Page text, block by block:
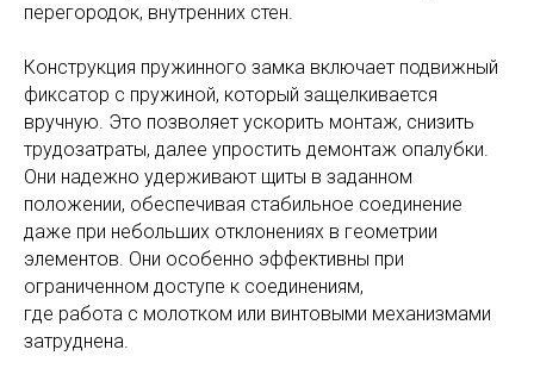
перегородок, внутренних стен.
Конструкция пружинного замка включает подвижный
фиксатор с пружиной, который защелкивается
вручную. Это позволяет ускорить монтаж, снизить
трудозатраты, далее упростить демонтаж опалубки.
Они надежно удерживают щиты в заданном
положении, обеспечивая стабильное соединение
даже при небольших отклонениях в геометрии
элементов. Они особенно эффективны при
ограниченном доступе к соединениям,
где работа с молотком или винтовыми механизмами
затруднена.